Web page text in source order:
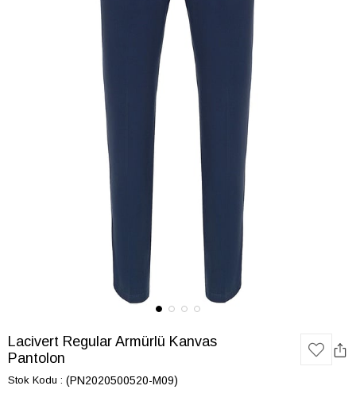
Lacivert Regular Armürlü Kanvas
Pantolon
Stok Kodu (PN2020500520-M09)